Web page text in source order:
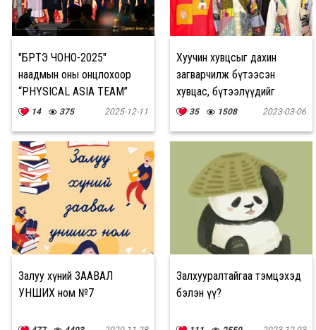
"БӨРТЭ ЧОНО-2025"
наадмын оны онцлохоор
“PHYSICAL ASIA TEAM”
шалгарлаа
14 375 2025-12-11
Хуучин хувцсыг дахин
загварчилж бүтээсэн
хувцас, бүтээлүүдийг
танилцуулна
35 1508 2023-03-06
Залуу хүний ЗААВАЛ
УНШИХ ном №7
Залхууралтайгаа тэмцэхэд
бэлэн үү?